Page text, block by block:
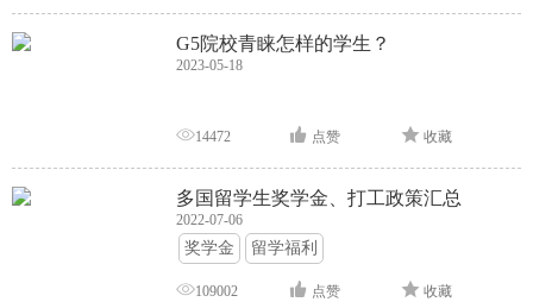
G5院校青睐怎样的学生？
2023-05-18
14472 点赞 收藏
多国留学生奖学金、打工政策汇总
2022-07-06
奖学金 留学福利
109002 点赞 收藏